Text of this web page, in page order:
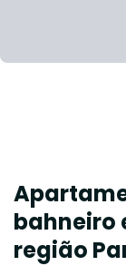
bahneiro
região